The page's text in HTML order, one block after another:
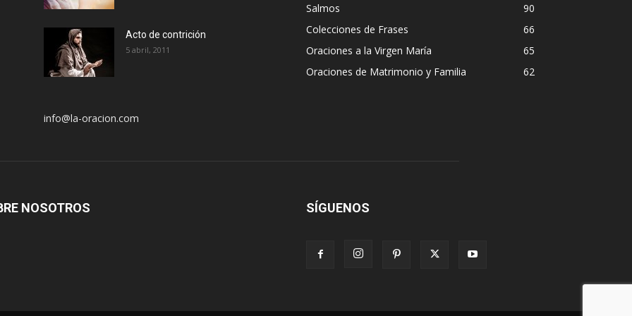
Acto de contrición
5 abril, 2011
info@la-oracion.com
Salmos
90
Colecciones de Frases
66
Oraciones a la Virgen María
65
Oraciones de Matrimonio y Familia
62
NOSOTROS SÍGUENOS